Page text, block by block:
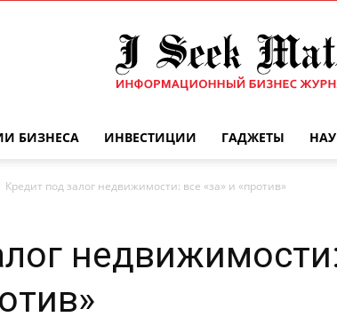
журнал
БИЗНЕСА ИНВЕСТИЦИИ ГАДЖЕТЫ
Кредит под залог недвижимости: все «за» и «против»